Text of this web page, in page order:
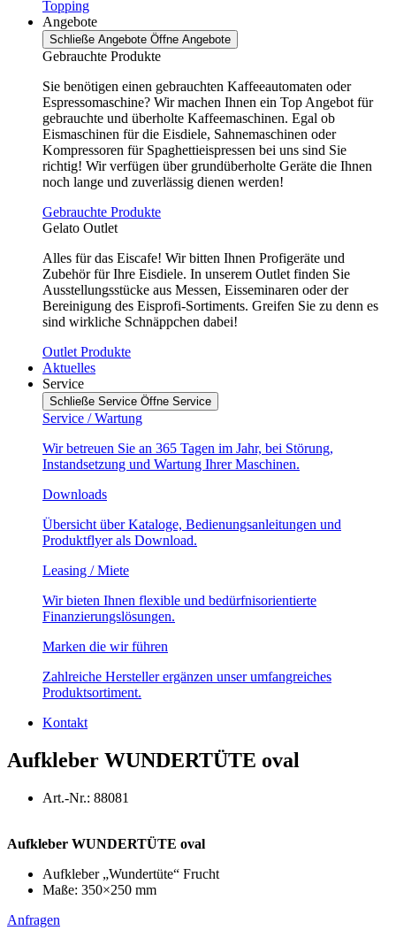
Topping
Angebote
Schließe Angebote Öffne Angebote
Gebrauchte Produkte
Sie benötigen einen gebrauchten Kaffeeautomaten oder
Espressomaschine? Wir machen Ihnen ein Top Angebot für
gebrauchte und überholte Kaffeemaschinen. Egal ob
Eismaschinen für die Eisdiele, Sahnemaschinen oder
Kompressoren für Spaghettieispressen bei uns sind Sie
richtig! Wir verfügen über grundüberholte Geräte die Ihnen
noch lange und zuverlässig dienen werden!
Gebrauchte Produkte
Gelato Outlet
Alles für das Eiscafe! Wir bitten Ihnen Profigeräte und
Zubehör für Ihre Eisdiele. In unserem Outlet finden Sie
Ausstellungsstücke aus Messen, Eisseminaren oder der
Bereinigung des Eisprofi-Sortiments. Greifen Sie zu denn es
sind wirkliche Schnäppchen dabei!
Outlet Produkte
Aktuelles
Service
Schließe Service Öffne Service
Service / Wartung
Wir betreuen Sie an 365 Tagen im Jahr, bei Störung,
Instandsetzung und Wartung Ihrer Maschinen.
Downloads
Übersicht über Kataloge, Bedienungsanleitungen und
Produktflyer als Download.
Leasing / Miete
Wir bieten Ihnen flexible und bedürfnisorientierte
Finanzierungslösungen.
Marken die wir führen
Zahlreiche Hersteller ergänzen unser umfangreiches
Produktsortiment.
Kontakt
Aufkleber WUNDERTÜTE oval
Art.-Nr.: 88081
Aufkleber WUNDERTÜTE oval
Aufkleber „Wundertüte“ Frucht
Maße: 350×250 mm
Anfragen